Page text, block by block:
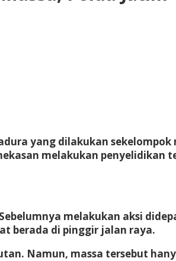
yang dilakukan sekelompok
melakukan penyelidikan
melakukan aksi
berada di pinggir jalan raya.
Namun, massa tersebut